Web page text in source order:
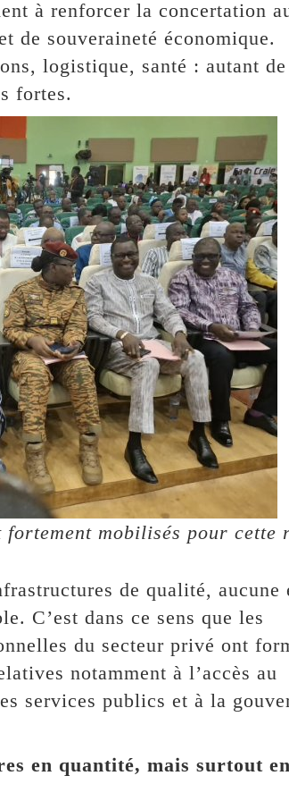
à renforcer la concertation
de souveraineté économique.
logistique, santé : autant de
fortes.
fortement mobilisés pour cette
de qualité, aucune
C’est dans ce sens que les
du secteur privé ont
notamment à l’accès au
services publics et à la
en quantité, mais surtout en